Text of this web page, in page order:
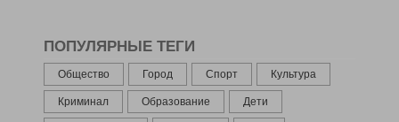
ПОПУЛЯРНЫЕ ТЕГИ
Общество Город Спорт Культура
Криминал Образование Дети